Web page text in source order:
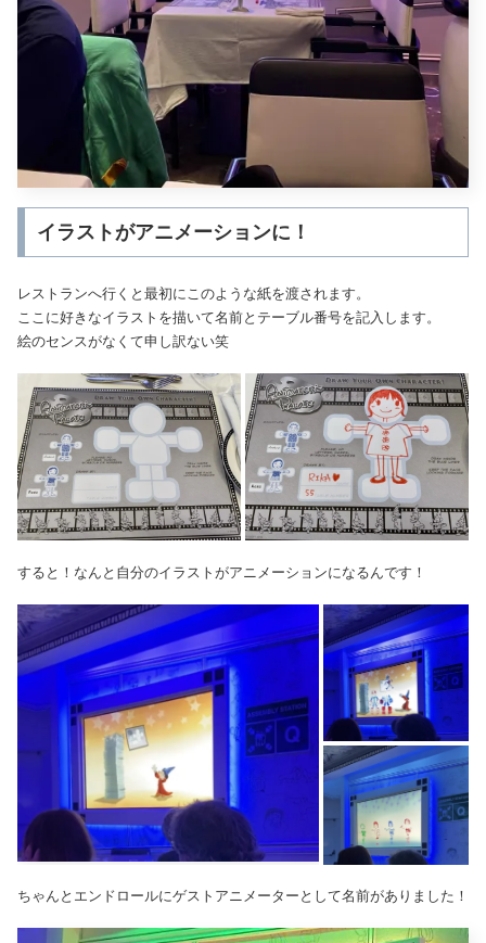
イラストがアニメーションに！
レストランへ行くと最初にこのような紙を渡されます。
ここに好きなイラストを描いて名前とテーブル番号を記入します。
絵のセンスがなくて申し訳ない笑
すると！なんと自分のイラストがアニメーションになるんです！
ちゃんとエンドロールにゲストアニメーターとして名前がありました！